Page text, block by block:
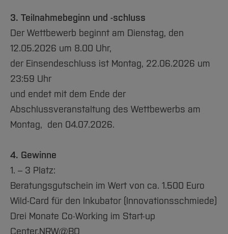
3. Teilnahmebeginn und -schluss
Der Wettbewerb beginnt am Dienstag, den
12.05.2026 um 8.00 Uhr,
der Einsendeschluss ist Montag, 22.06.2026 um
23:59 Uhr
und endet mit dem Ende der
Abschlussveranstaltung des Wettbewerbs am
Montag, den 04.07.2026.
4. Gewinne
1. – 3 Platz:
Beratungsgutschein im Wert von ca. 1.500 Euro
Wild-Card für den Inkubator (Innovationsschmiede)
Drei Monate Co-Working im Start-up
Center.NRW@BO